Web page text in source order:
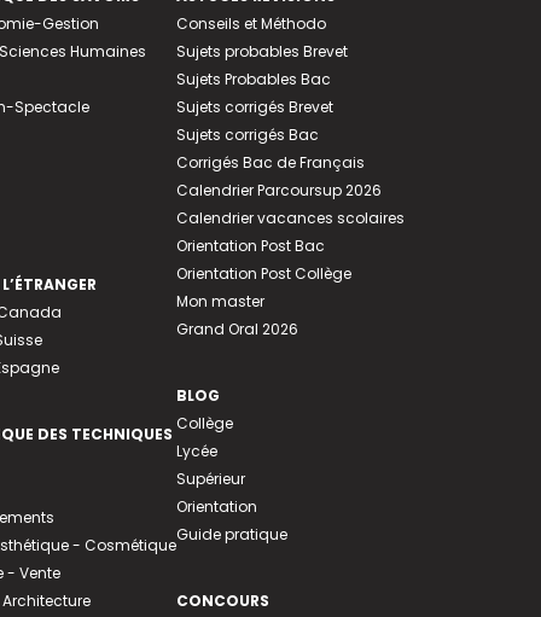
Gestion
Humaines
Spectacle
DES TECHNIQUES
- Cosmétique
- Vente
Conseils et Méthodo
Sujets probables Brevet
Sujets Probables Bac
Sujets corrigés Brevet
Sujets corrigés Bac
Corrigés Bac de Français
Calendrier Parcoursup 2026
Calendrier vacances scolaires
Orientation Post Bac
Orientation Post Collège
Mon master
Grand Oral 2026
BLOG
Collège
Lycée
Supérieur
Orientation
Guide pratique
CONCOURS